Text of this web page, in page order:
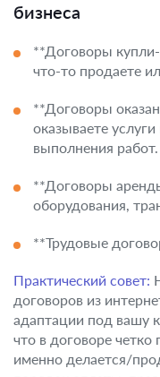
бизнеса
**Договоры
что-то продаете
**Договоры
оказываете
выполнения работ.
**Договоры
оборудования,
**Трудовые
Практический совет:
договоров из
адаптации под вашу
что в договоре
именно делается/